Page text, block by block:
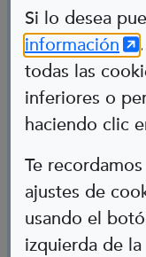
Si lo desea
información
todas las
inferiores o
haciendo clic
Te
ajustes de
usando el
izquierda de la